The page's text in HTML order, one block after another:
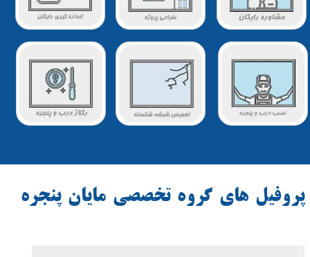
پروفيل هاي گروه تخصصي مايان پنجره